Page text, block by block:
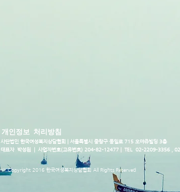
개인정보 처리방침
사단법인 한국여성복지상담협회 | 서울특별시 중랑구 동일로 715 오먀쥬빌딩 3층
대표자 박성원 | 사업자번호(고유번호) 204-82-12477 | TEL 02-2209-3356 ,
© Copyright 2016 한국여성복지상담협회 All Rights Reserved